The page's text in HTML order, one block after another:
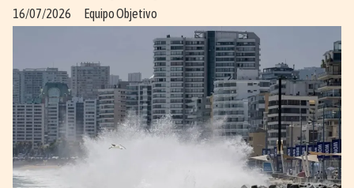
Equipo Objetivo
16/07/2026